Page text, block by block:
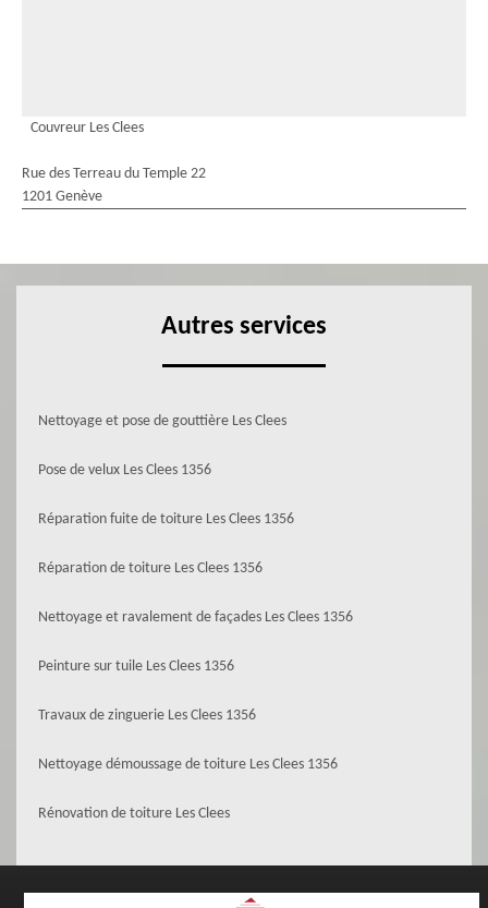
Couvreur Les Clees
Rue des Terreau du Temple 22
1201 Genève
Autres services
Nettoyage et pose de gouttière Les Clees
Pose de velux Les Clees 1356
Réparation fuite de toiture Les Clees 1356
Réparation de toiture Les Clees 1356
Nettoyage et ravalement de façades Les Clees 1356
Peinture sur tuile Les Clees 1356
Travaux de zinguerie Les Clees 1356
Nettoyage démoussage de toiture Les Clees 1356
Rénovation de toiture Les Clees